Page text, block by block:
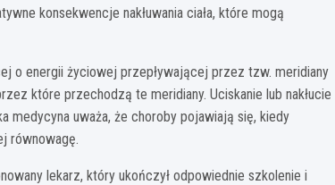
konsekwencje nakłuwania ciała, które mogą
o energii życiowej przepływającej przez tzw. meridiany
które przechodzą te meridiany. Uciskanie lub nakłucie
medycyna uważa, że choroby pojawiają się, kiedy
równowagę.
lekarz, który ukończył odpowiednie szkolenie i